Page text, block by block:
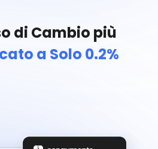
di Cambio più
a Solo 0.2%